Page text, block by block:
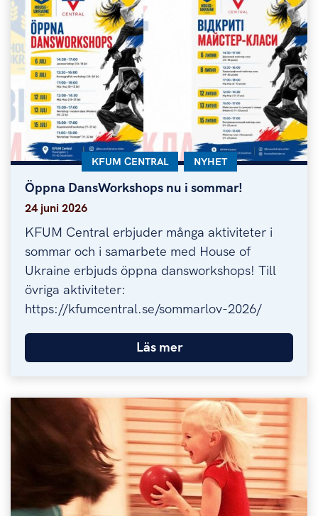
Öppna DansWorkshops nu i sommar!
Öppna DansWorkshops nu i sommar!
KATEGORI:
KFUM CENTRAL KATEGORI:
NYHET
24 juni 2026
KFUM Central erbjuder många aktiviteter i
sommar och i samarbete med House of
Ukraine erbjuds öppna dansworkshops! Till
övriga aktiviteter:
https://kfumcentral.se/sommarlov-2026/
Läs mer